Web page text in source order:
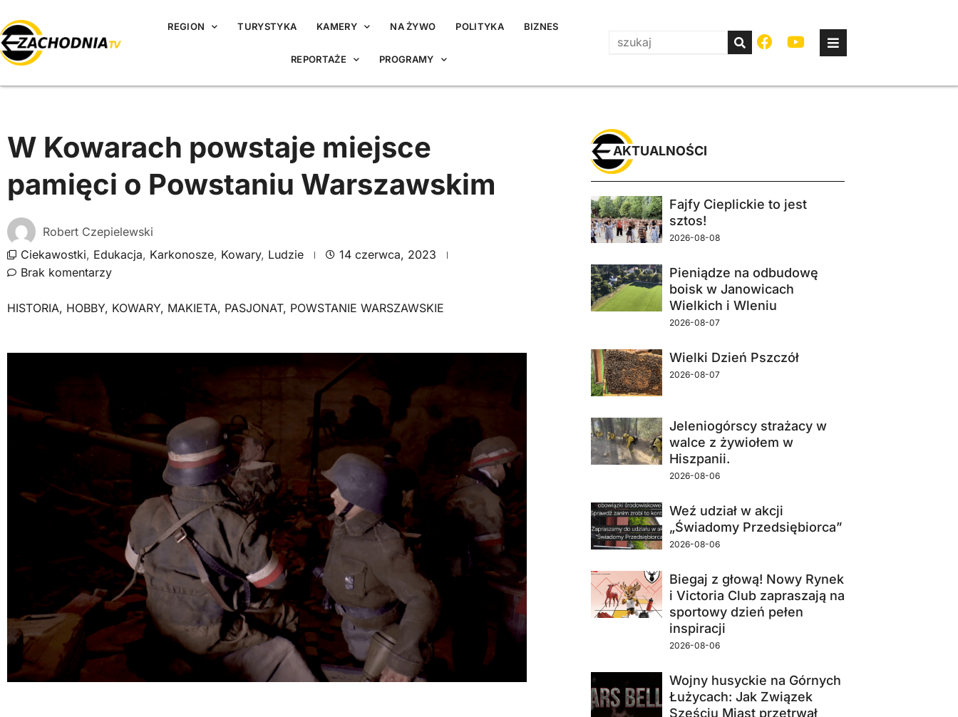
REGION TURYSTYKA KAMERY NA ŻYWO POLITYKA BIZNES
REPORTAŻE PROGRAMY
W Kowarach powstaje miejsce
pamięci o Powstaniu Warszawskim
Robert Czepielewski
Ciekawostki, Edukacja, Karkonosze, Kowary, Ludzie
14 czerwca, 2023
Brak komentarzy
HISTORIA, HOBBY, KOWARY, MAKIETA, PASJONAT, POWSTANIE WARSZAWSKIE
Fajfy Cieplickie to jest
sztos!
2026-08-08
Pieniądze na odbudowę
boisk w Janowicach
Wielkich i Wleniu
2026-08-07
Wielki Dzień Pszczół
2026-08-07
Jeleniogórscy strażacy w
walce z żywiołem w
Hiszpanii.
2026-08-06
Weź udział w akcji
„Świadomy Przedsiębiorca”
2026-08-06
Biegaj z głową! Nowy Rynek
i Victoria Club zapraszają na
sportowy dzień pełen
inspiracji
2026-08-06
Wojny husyckie na Górnych
Łużycach: Jak Związek
Sześciu Miast przetrwał
AKTUALNOŚCI